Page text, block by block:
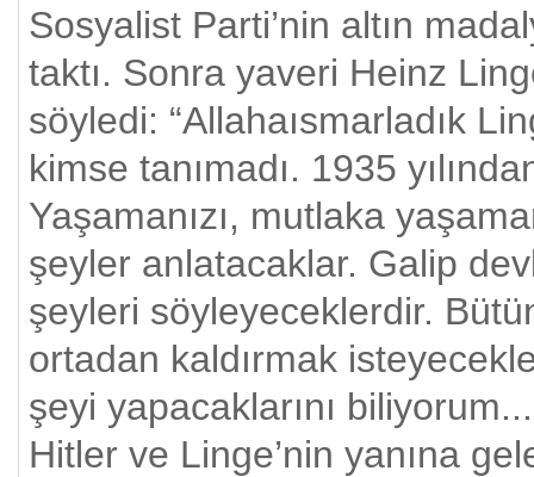
Sosyalist Parti’nin altın
taktı. Sonra yaveri Heinz
söyledi: “Allahaısmarladık
kimse tanımadı. 1935
Yaşamanızı, mutlaka
şeyler anlatacaklar. Galip
şeyleri söyleyeceklerdir.
ortadan kaldırmak
şeyi yapacaklarını
Hitler ve Linge’nin yanına